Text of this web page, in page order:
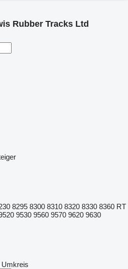
Rubber Tracks Ltd
8295 8300 8310 8320 8330 8360 RT
9530 9560 9570 9620 9630
Umkreis